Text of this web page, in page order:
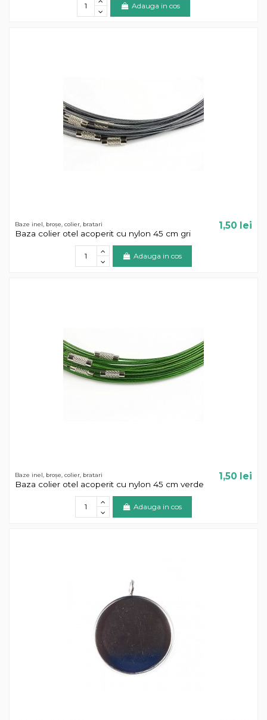
Adauga in cos
Baze inel, broșe, colier, bratari
Baza colier otel acoperit cu nylon 45 cm gri
1,50 lei
Adauga in cos
Baze inel, broșe, colier, bratari
Baza colier otel acoperit cu nylon 45 cm verde
1,50 lei
Adauga in cos